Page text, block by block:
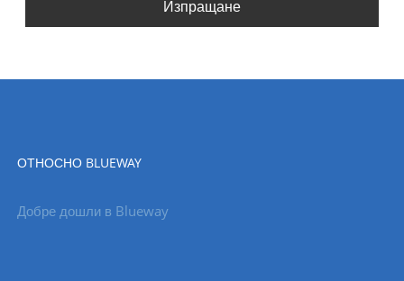
Изпращане
ОТНОСНО BLUEWAY
Добре дошли в Blueway